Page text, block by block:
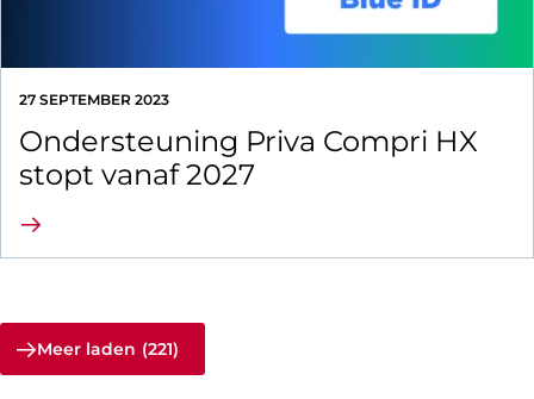
27 SEPTEMBER 2023
Ondersteuning Priva Compri HX
stopt vanaf 2027
Lees verder
Meer laden (221)